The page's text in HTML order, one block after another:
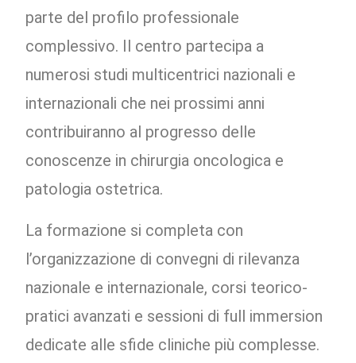
parte del profilo professionale
complessivo. Il centro partecipa a
numerosi studi multicentrici nazionali e
internazionali che nei prossimi anni
contribuiranno al progresso delle
conoscenze in chirurgia oncologica e
patologia ostetrica.
La formazione si completa con
l’organizzazione di convegni di rilevanza
nazionale e internazionale, corsi teorico-
pratici avanzati e sessioni di full immersion
dedicate alle sfide cliniche più complesse.